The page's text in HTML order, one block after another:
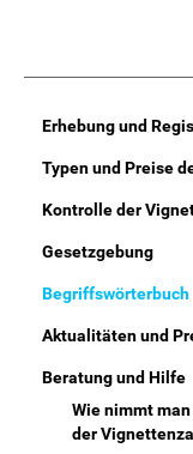
Main
Erhebung und
Typen und Preise
Kontrolle der
Gesetzgebung
Begriffswörterbuch
Aktualitäten und
Beratung und Hilfe
Wie nimmt
der